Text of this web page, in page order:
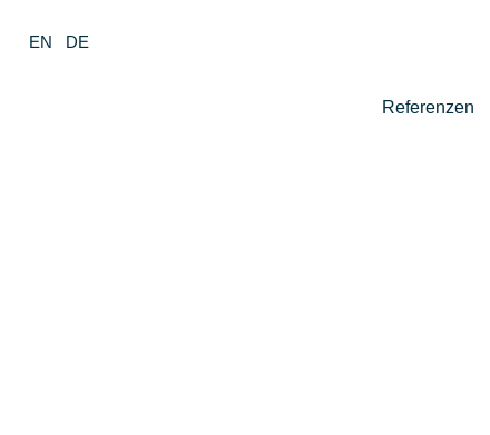
EN DE
Referenzen